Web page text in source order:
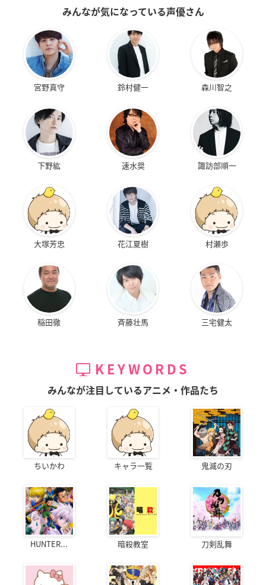
みんなが気になっている声優さん
宮野真守 鈴村健一 森川智之
下野紘 速水奨 諏訪部順一
大塚芳忠 花江夏樹 村瀬歩
稲田徹 斉藤壮馬 三宅健太
KEYWORDS
みんなが注目しているアニメ・作品たち
ちいかわ キャラ一覧 鬼滅の刃
HUNTER... 暗殺教室 刀剣乱舞